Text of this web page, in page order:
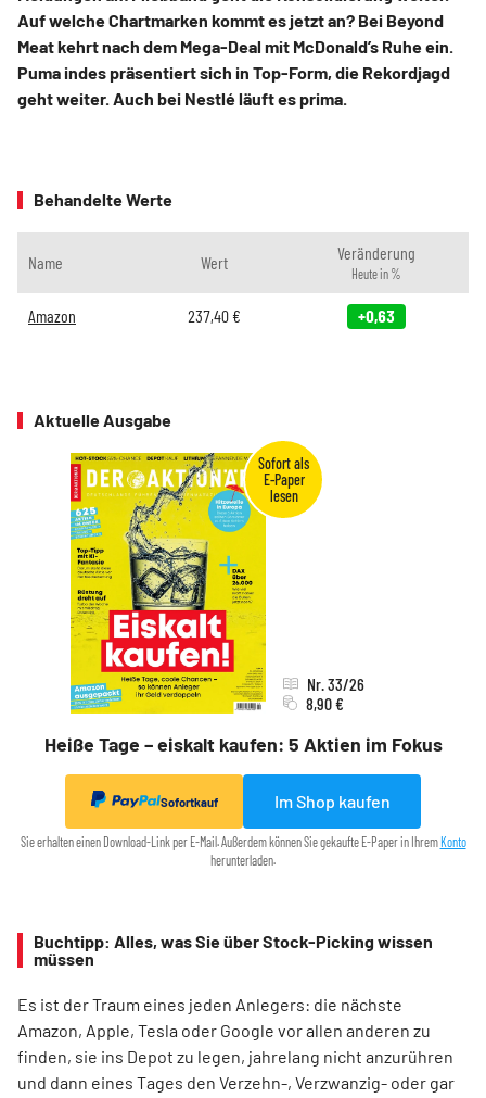
Auf welche Chartmarken kommt es jetzt an? Bei Beyond
Meat kehrt nach dem Mega-Deal mit McDonald’s Ruhe ein.
Puma indes präsentiert sich in Top-Form, die Rekordjagd
geht weiter. Auch bei Nestlé läuft es prima.
Behandelte Werte
Name Wert Veränderung
Heute in %
Amazon 237,40 € +0,63
Aktuelle Ausgabe
Heiße Tage – eiskalt kaufen: 5 Aktien im Fokus
Nr. 33/26
8,90 €
Sofortkauf Im Shop kaufen
Sie erhalten einen Download-Link per E-Mail. Außerdem können Sie gekaufte E-Paper in Ihrem Konto
herunterladen.
Buchtipp: Alles, was Sie über Stock-Picking wissen
müssen
Es ist der Traum eines jeden Anlegers: die nächste
Amazon, Apple, Tesla oder Google vor allen anderen zu
finden, sie ins Depot zu legen, jahrelang nicht anzurühren
und dann eines Tages den Verzehn-, Verzwanzig- oder gar